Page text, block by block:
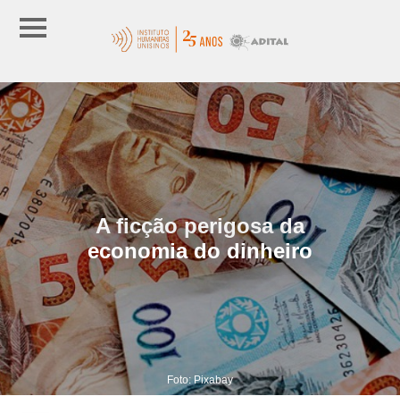
A ficção perigosa da
economia do dinheiro
Foto: Pixabay